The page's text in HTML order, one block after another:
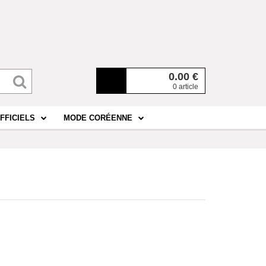
0.00 €
0 article
MODE CORÉENNE